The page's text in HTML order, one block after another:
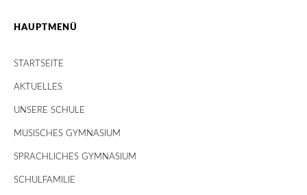
HAUPTMENÜ
STARTSEITE
AKTUELLES
UNSERE SCHULE
MUSISCHES GYMNASIUM
SPRACHLICHES GYMNASIUM
SCHULFAMILIE